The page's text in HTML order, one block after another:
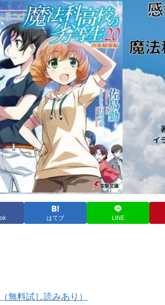
はてブ LINE
料試し読みあり）